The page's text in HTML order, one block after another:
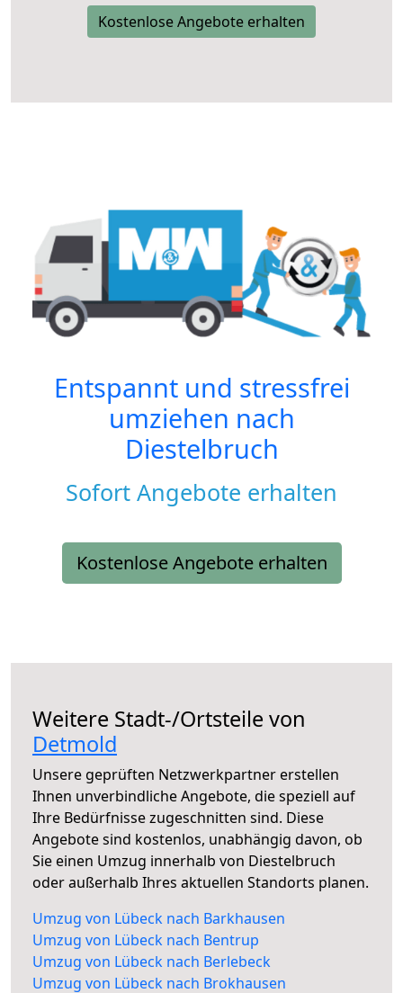
Kostenlose Angebote erhalten
Entspannt und stressfrei
umziehen nach
Diestelbruch
Sofort Angebote erhalten
Kostenlose Angebote erhalten
Weitere Stadt-/Ortsteile von
Detmold
Unsere geprüften Netzwerkpartner erstellen
Ihnen unverbindliche Angebote, die speziell auf
Ihre Bedürfnisse zugeschnitten sind. Diese
Angebote sind kostenlos, unabhängig davon, ob
Sie einen Umzug innerhalb von Diestelbruch
oder außerhalb Ihres aktuellen Standorts planen.
Umzug von Lübeck nach Barkhausen
Umzug von Lübeck nach Bentrup
Umzug von Lübeck nach Berlebeck
Umzug von Lübeck nach Brokhausen